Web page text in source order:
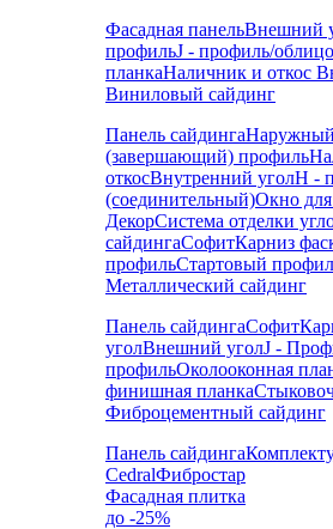
Фасадная панельВнешний
профильJ - профиль/
планкаНаличник и откос
Виниловый сайдинг
Панель сайдинга
(завершающий) профиль
откосВнутренний уголH -
(соединительный)Окно для
ДекорСистема отделки
сайдингаСофитКарниз
профильСтартовый
Металлический сайдинг
Панель сайдингаСофит
уголВнешний уголJ -
профильОколооконная
финишная планка
Фиброцементный сайдинг
Панель сайдинга
CedralФибростар
Фасадная плитка
до -25%